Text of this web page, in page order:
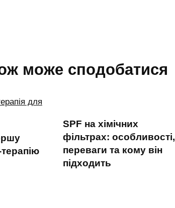
може сподобатися
SPF на хімічних
фільтрах: особливості,
переваги та кому він
підходить